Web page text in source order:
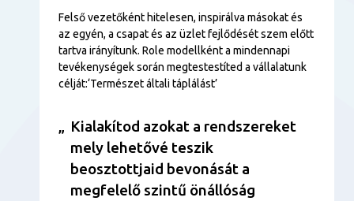
Tartalom
Felső vezetőként hitelesen, inspirálva másokat és
az egyén, a csapat és az üzlet fejlődését szem előtt
tartva irányítunk. Role modellként a mindennapi
tevékenységek során megtestestíted a vállalatunk
célját:‘Természet általi táplálást’
Kialakítod azokat a rendszereket
mely lehetővé teszik
beosztottjaid bevonását a
megfelelő szintű önállóság